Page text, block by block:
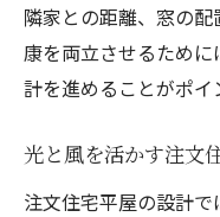
隣家との距離、窓の
康を両立させるため
計を進めることがポイ
光と風を活かす注文
注文住宅平屋の設計